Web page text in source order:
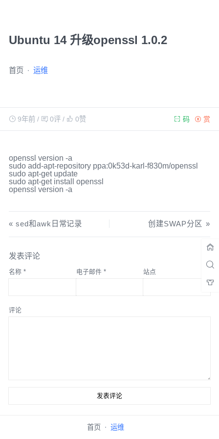
Ubuntu 14 升级openssl 1.0.2
首页 运维
9年前/ 0评/ 0赞 赏
码
openssl version -a
sudo add-apt-repository ppa:0k53d-karl-f830m/openssl
sudo apt-get update
sudo apt-get install openssl
openssl version -a
sed和awk日常记录 创建SWAP分区
发表评论
名称 * 电子邮件 * 站点
评论
首页 运维